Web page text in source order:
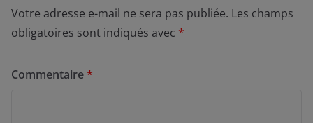
Votre adresse e-mail ne sera pas publiée. Les champs
obligatoires sont indiqués avec *
Commentaire*